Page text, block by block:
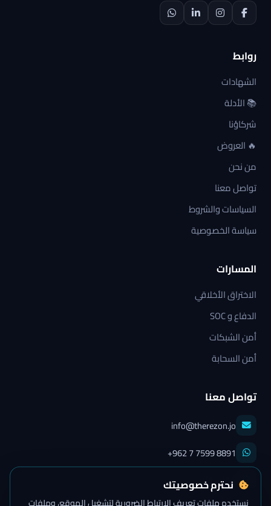
روابط
الشهادات
📚 الأدلة
شركاؤنا
🔥 العروض
من نحن
تواصل معنا
السياسات والشروط
سياسة الخصوصية
المسارات
الاختراق الأخلاقي
الدفاع و SOC
أمن الشبكات
أمن السحابة
تواصل معنا
info@therezon.jo
+962 7 7599 8891
عمّان، الأردن
نحترم خصوصيتك